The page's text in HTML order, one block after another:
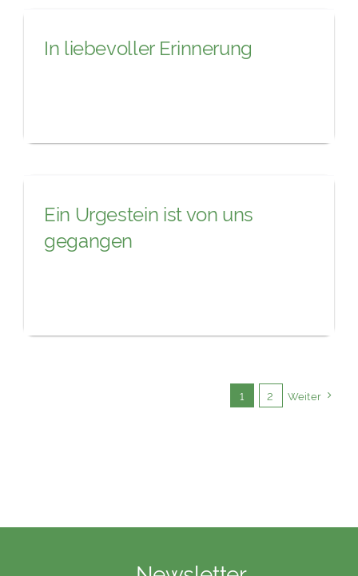
In liebevoller Erinnerung
Ein Urgestein ist von uns
gegangen
1 2 Weiter